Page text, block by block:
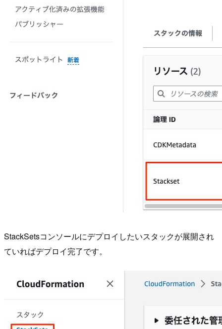
StackSetsコンソールにデプロイしたいスタックが展開され
ていればデプロイ完了です。